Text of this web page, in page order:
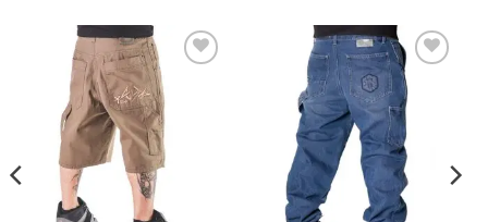
Aggiungi
alla lista
Aggiungi
alla lista
desideri